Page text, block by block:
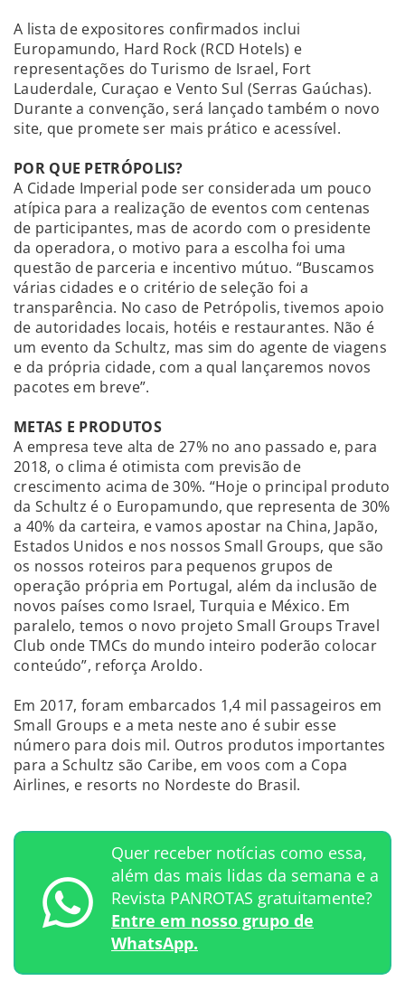
A lista de expositores confirmados inclui
Europamundo, Hard Rock (RCD Hotels) e
representações do Turismo de Israel, Fort
Lauderdale, Curaçao e Vento Sul (Serras Gaúchas).
Durante a convenção, será lançado também o novo
site, que promete ser mais prático e acessível.
POR QUE PETRÓPOLIS?
A Cidade Imperial pode ser considerada um pouco
atípica para a realização de eventos com centenas
de participantes, mas de acordo com o presidente
da operadora, o motivo para a escolha foi uma
questão de parceria e incentivo mútuo. “Buscamos
várias cidades e o critério de seleção foi a
transparência. No caso de Petrópolis, tivemos apoio
de autoridades locais, hotéis e restaurantes. Não é
um evento da Schultz, mas sim do agente de viagens
e da própria cidade, com a qual lançaremos novos
pacotes em breve”.
METAS E PRODUTOS
A empresa teve alta de 27% no ano passado e, para
2018, o clima é otimista com previsão de
crescimento acima de 30%. “Hoje o principal produto
da Schultz é o Europamundo, que representa de 30%
a 40% da carteira, e vamos apostar na China, Japão,
Estados Unidos e nos nossos Small Groups, que são
os nossos roteiros para pequenos grupos de
operação própria em Portugal, além da inclusão de
novos países como Israel, Turquia e México. Em
paralelo, temos o novo projeto Small Groups Travel
Club onde TMCs do mundo inteiro poderão colocar
conteúdo”, reforça Aroldo.
Em 2017, foram embarcados 1,4 mil passageiros em
Small Groups e a meta neste ano é subir esse
número para dois mil. Outros produtos importantes
para a Schultz são Caribe, em voos com a Copa
Airlines, e resorts no Nordeste do Brasil.
Quer receber notícias como essa,
além das mais lidas da semana e a
Revista PANROTAS gratuitamente?
Entre em nosso grupo de
WhatsApp.